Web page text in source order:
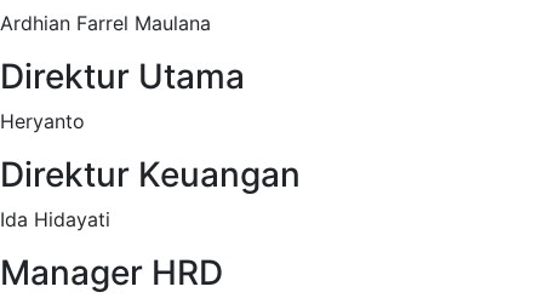
Ardhian Farrel Maulana
Direktur Utama
Heryanto
Direktur Keuangan
Ida Hidayati
Manager HRD